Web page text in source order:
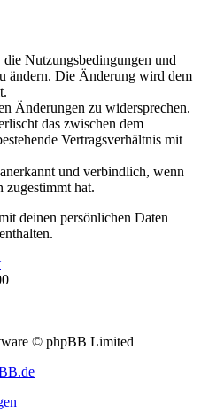
Nutzungsbedingungen und
ändern. Die Änderung wird dem
Änderungen zu widersprechen.
das zwischen dem
Vertragsverhältnis mit
und verbindlich, wenn
zugestimmt hat.
deinen persönlichen Daten
© phpBB Limited